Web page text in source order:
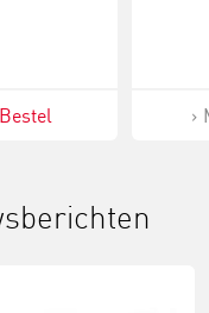
Bestel